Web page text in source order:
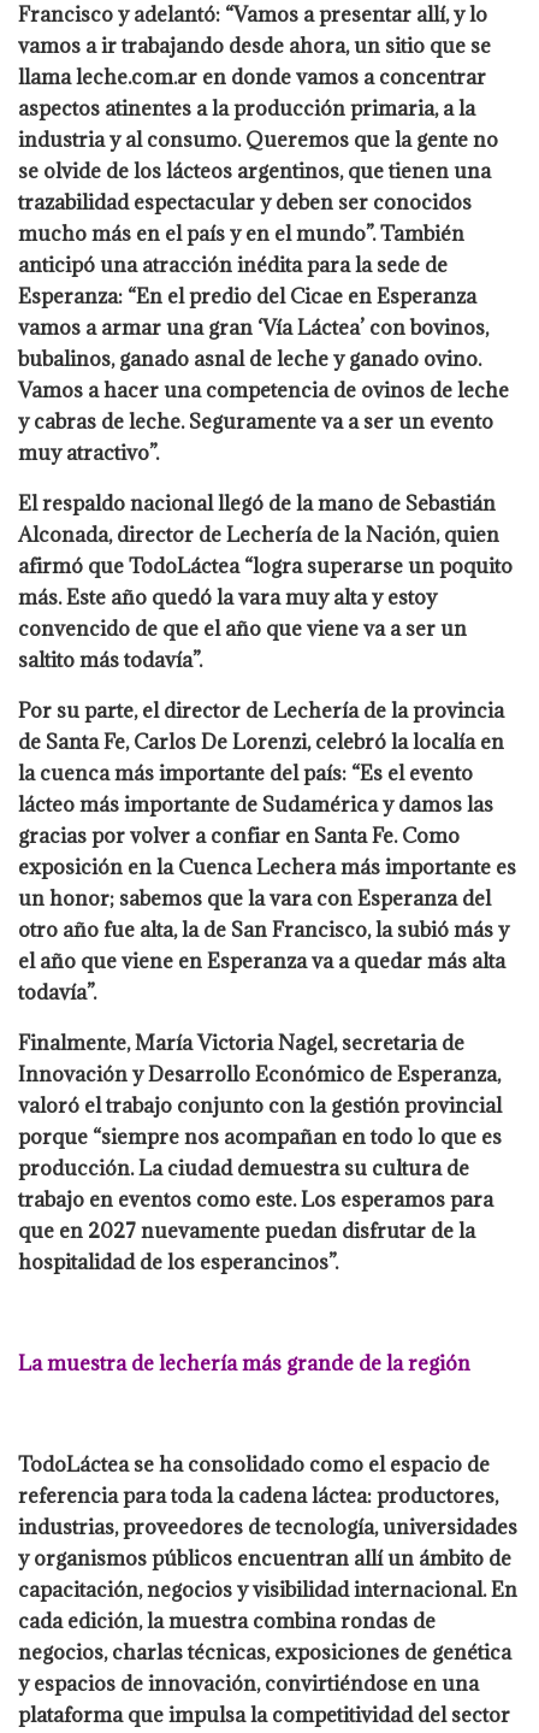
Francisco y adelantó: “Vamos a presentar allí, y lo
vamos a ir trabajando desde ahora, un sitio que se
llama leche.com.ar en donde vamos a concentrar
aspectos atinentes a la producción primaria, a la
industria y al consumo. Queremos que la gente no
se olvide de los lácteos argentinos, que tienen una
trazabilidad espectacular y deben ser conocidos
mucho más en el país y en el mundo”. También
anticipó una atracción inédita para la sede de
Esperanza: “En el predio del Cicae en Esperanza
vamos a armar una gran ‘Vía Láctea’ con bovinos,
bubalinos, ganado asnal de leche y ganado ovino.
Vamos a hacer una competencia de ovinos de leche
y cabras de leche. Seguramente va a ser un evento
muy atractivo”.
El respaldo nacional llegó de la mano de Sebastián
Alconada, director de Lechería de la Nación, quien
afirmó que TodoLáctea “logra superarse un poquito
más. Este año quedó la vara muy alta y estoy
convencido de que el año que viene va a ser un
saltito más todavía”.
Por su parte, el director de Lechería de la provincia
de Santa Fe, Carlos De Lorenzi, celebró la localía en
la cuenca más importante del país: “Es el evento
lácteo más importante de Sudamérica y damos las
gracias por volver a confiar en Santa Fe. Como
exposición en la Cuenca Lechera más importante es
un honor; sabemos que la vara con Esperanza del
otro año fue alta, la de San Francisco, la subió más y
el año que viene en Esperanza va a quedar más alta
todavía”.
Finalmente, María Victoria Nagel, secretaria de
Innovación y Desarrollo Económico de Esperanza,
valoró el trabajo conjunto con la gestión provincial
porque “siempre nos acompañan en todo lo que es
producción. La ciudad demuestra su cultura de
trabajo en eventos como este. Los esperamos para
que en 2027 nuevamente puedan disfrutar de la
hospitalidad de los esperancinos”.
La muestra de lechería más grande de la región
TodoLáctea se ha consolidado como el espacio de
referencia para toda la cadena láctea: productores,
industrias, proveedores de tecnología, universidades
y organismos públicos encuentran allí un ámbito de
capacitación, negocios y visibilidad internacional. En
cada edición, la muestra combina rondas de
negocios, charlas técnicas, exposiciones de genética
y espacios de innovación, convirtiéndose en una
plataforma que impulsa la competitividad del sector